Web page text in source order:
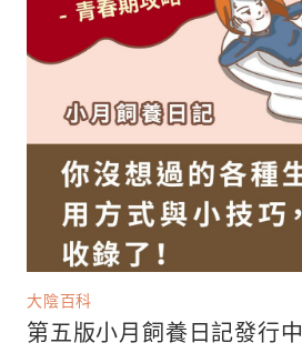
大陰百科
第五版小月飼養日記發行中